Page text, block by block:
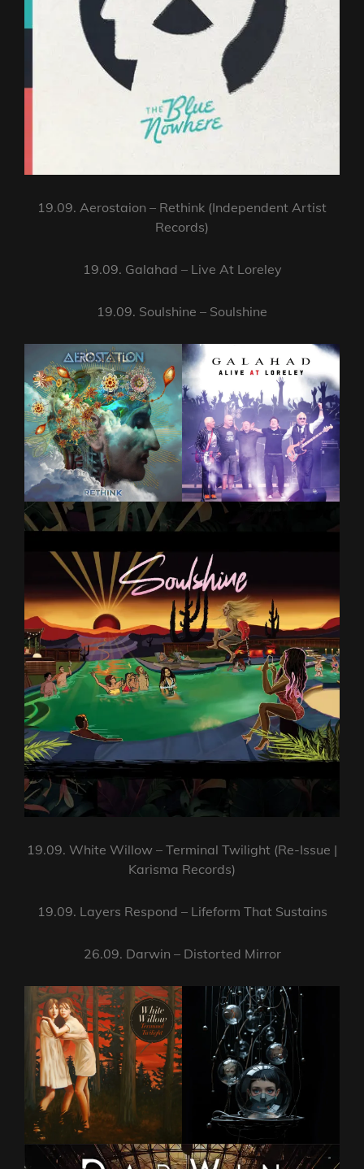
19.09. Aerostaion – Rethink (Independent Artist
Records)
19.09. Galahad – Live At Loreley
19.09. Soulshine – Soulshine
19.09. White Willow – Terminal Twilight (Re-Issue |
Karisma Records)
19.09. Layers Respond – Lifeform That Sustains
26.09. Darwin – Distorted Mirror